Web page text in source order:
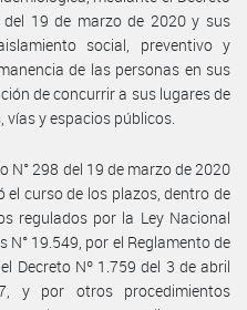
del 19 de marzo de 2020 y sus
social, preventivo y
de las personas en sus
de concurrir a sus lugares de
y espacios públicos.
N° 298 del 19 de marzo de 2020
curso de los plazos, dentro de
regulados por la Ley Nacional
19.549, por el Reglamento de
Decreto Nº 1.759 del 3 de abril
y por otros procedimientos